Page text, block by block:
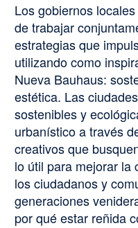
Los gobiernos
de trabajar
estrategias que
utilizando como
Nueva Bauhaus:
estética. Las
sostenibles y
urbanístico a través
creativos que
lo útil para mejorar la
los ciudadanos y
generaciones
por qué estar reñida